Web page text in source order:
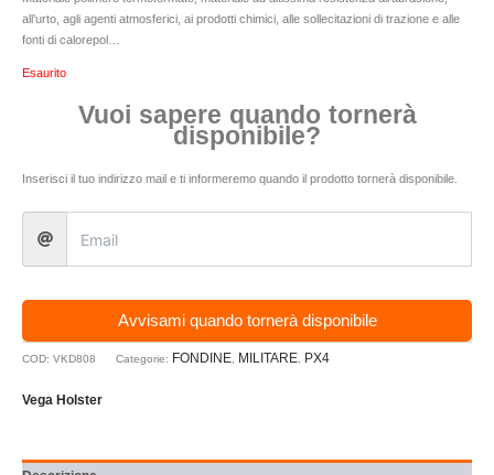
all’urto, agli agenti atmosferici, ai prodotti chimici, alle sollecitazioni di trazione e alle
fonti di calorepol…
Esaurito
Vuoi sapere quando tornerà
disponibile?
Inserisci il tuo indirizzo mail e ti informeremo quando il prodotto tornerà disponibile.
Avvisami quando tornerà disponibile
COD: VKD808 Categorie: FONDINE, MILITARE, PX4
Vega Holster